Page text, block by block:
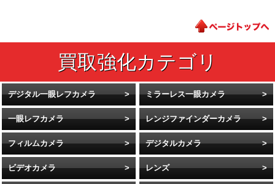
デジタル一眼レフカメラ ミラーレス一眼カメラ
一眼レフカメラ レンジファインダーカメラ
フィルムカメラ デジタルカメラ
ビデオカメラ レンズ